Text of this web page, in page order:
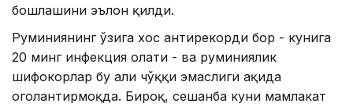
бошлашини эълон қилди.
Руминиянинг ўзига хос антирекорди бор - кунига
20 минг инфекция ҳолати - ва руминиялик
шифокорлар бу ҳали чўққи эмаслиги ҳақида
огоҳлантирмоқда. Бироқ, сешанба куни мамлакат